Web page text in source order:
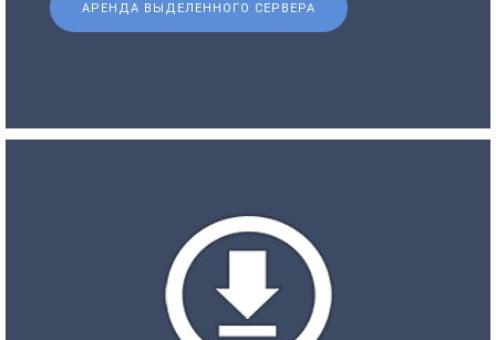
АРЕНДА ВЫДЕЛЕННОГО СЕРВЕРА